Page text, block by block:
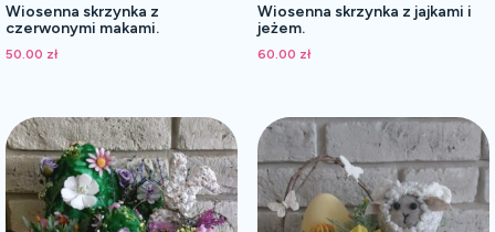
Wiosenna skrzynka z
czerwonymi makami.
50.00 zł
Wiosenna skrzynka z jajkami i
jeżem.
60.00 zł